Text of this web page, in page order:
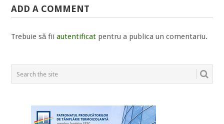
ADD A COMMENT
Trebuie să fiiautentificat pentru a publica un comentariu.